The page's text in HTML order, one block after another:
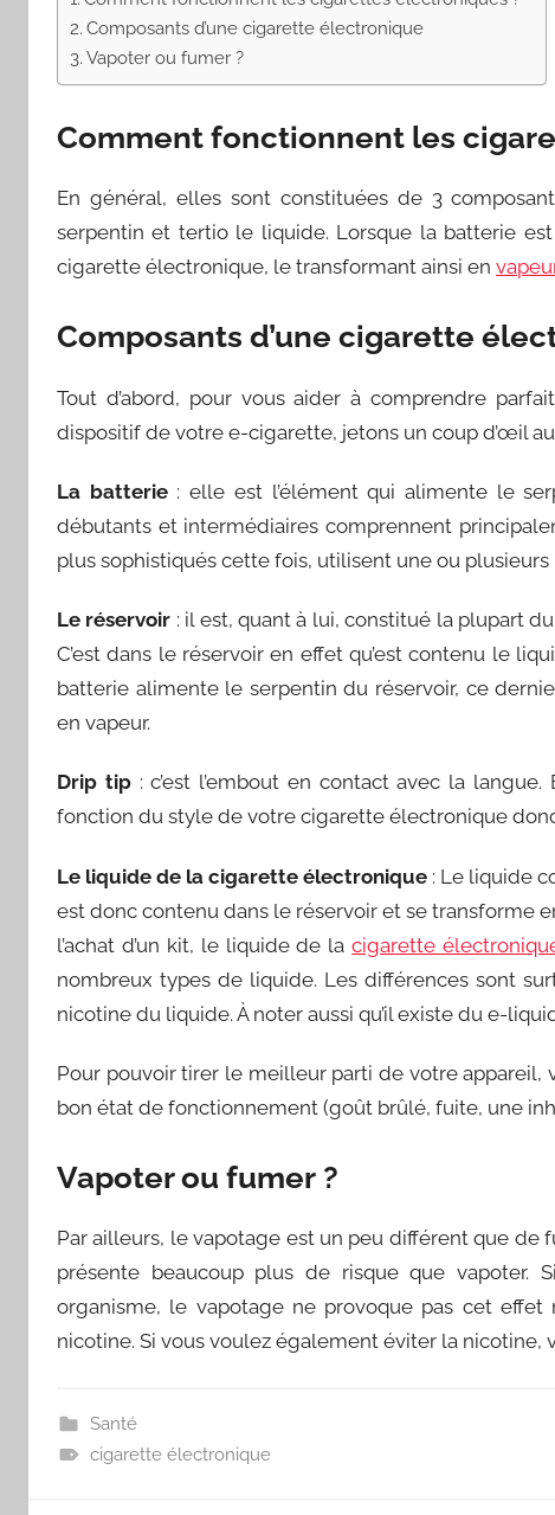
Composants d’une cigarette électronique
Vapoter ou fumer ?
Comment fonctionnent les
En général, elles sont constituées de 3
serpentin et tertio le liquide. Lorsque la batterie
cigarette électronique, le transformant ainsi en
Composants d’une cigarette
Tout d’abord, pour vous aider à comprendre
dispositif de votre e-cigarette, jetons un coup d’œil
La batterie: elle est l’élément qui alimente le
débutants et intermédiaires comprennent
plus sophistiqués cette fois, utilisent une ou
Le réservoir : il est, quant à lui, constitué la plupart
C’est dans le réservoir en effet qu’est contenu le
batterie alimente le serpentin du réservoir, ce
en vapeur.
Drip tip: c’est l’embout en contact avec la
fonction du style de votre cigarette électronique
Le liquide de la cigarette électronique : Le liquide
est donc contenu dans le réservoir et se transforme
l’achat d’un kit, le liquide de lacigarette
nombreux types de liquide. Les différences sont
nicotine du liquide. À noter aussi qu’il existe du e-
Pour pouvoir tirer le meilleur parti de votre appareil,
bon état de fonctionnement (goût brûlé, fuite, une
Vapoter ou fumer ?
Par ailleurs, le vapotage est un peu différent que
présente beaucoup plus de risque que
organisme, le vapotage ne provoque pas cet
nicotine. Si vous voulez également éviter la nicotine,
Santé
cigarette électronique